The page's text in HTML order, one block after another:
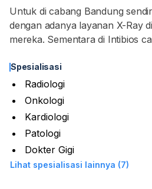
Untuk di cabang Bandung
dengan adanya layanan X-Ray
mereka. Sementara di Intibios
Spesialisasi
Radiologi
Onkologi
Kardiologi
Patologi
Dokter Gigi
Lihat spesialisasi lainnya (7)